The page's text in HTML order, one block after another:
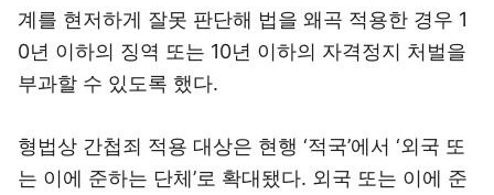
계를 현저하게 잘못 판단해 법을 왜곡 적용한 경우 1
0년 이하의 징역 또는 10년 이하의 자격정지 처벌을
부과할 수 있도록 했다.
형법상 간첩죄 적용 대상은 현행 ‘적국’에서 ‘외국 또
는 이에 준하는 단체’로 확대됐다. 외국 또는 이에 준